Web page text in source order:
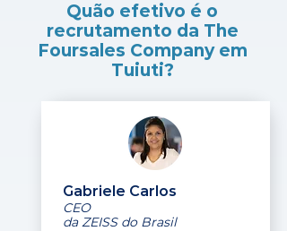
Quão efetivo é o
recrutamento da The
Foursales Company em
Tuiuti?
Gabriele Carlos
CEO
da ZEISS do Brasil